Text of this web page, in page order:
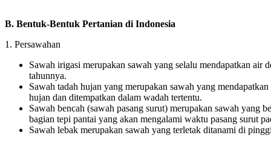
B. Bentuk-Bentuk Pertanian di Indonesia
1. Persawahan
Sawah irigasi merupakan sawah yang selalu mendapatkan air
tahunnya.
Sawah tadah hujan yang merupakan sawah yang
hujan dan ditempatkan dalam wadah tertentu.
Sawah bencah (sawah pasang surut) merupakan sawah yang
bagian tepi pantai yang akan mengalami waktu pasang surut
Sawah lebak merupakan sawah yang terletak ditanami di